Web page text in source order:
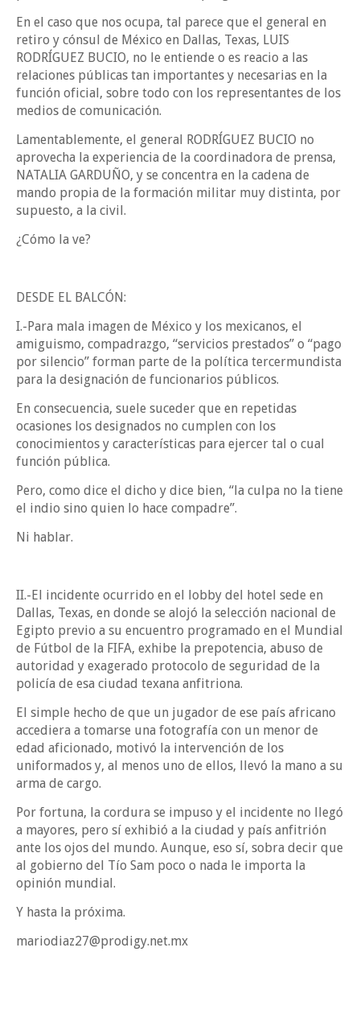
En el caso que nos ocupa, tal parece que el general en
retiro y cónsul de México en Dallas, Texas, LUIS
RODRÍGUEZ BUCIO, no le entiende o es reacio a las
relaciones públicas tan importantes y necesarias en la
función oficial, sobre todo con los representantes de los
medios de comunicación.
Lamentablemente, el general RODRÍGUEZ BUCIO no
aprovecha la experiencia de la coordinadora de prensa,
NATALIA GARDUÑO, y se concentra en la cadena de
mando propia de la formación militar muy distinta, por
supuesto, a la civil.
¿Cómo la ve?
DESDE EL BALCÓN:
I.-Para mala imagen de México y los mexicanos, el
amiguismo, compadrazgo, “servicios prestados” o “pago
por silencio” forman parte de la política tercermundista
para la designación de funcionarios públicos.
En consecuencia, suele suceder que en repetidas
ocasiones los designados no cumplen con los
conocimientos y características para ejercer tal o cual
función pública.
Pero, como dice el dicho y dice bien, “la culpa no la tiene
el indio sino quien lo hace compadre”.
Ni hablar.
II.-El incidente ocurrido en el lobby del hotel sede en
Dallas, Texas, en donde se alojó la selección nacional de
Egipto previo a su encuentro programado en el Mundial
de Fútbol de la FIFA, exhibe la prepotencia, abuso de
autoridad y exagerado protocolo de seguridad de la
policía de esa ciudad texana anfitriona.
El simple hecho de que un jugador de ese país africano
accediera a tomarse una fotografía con un menor de
edad aficionado, motivó la intervención de los
uniformados y, al menos uno de ellos, llevó la mano a su
arma de cargo.
Por fortuna, la cordura se impuso y el incidente no llegó
a mayores, pero sí exhibió a la ciudad y país anfitrión
ante los ojos del mundo. Aunque, eso sí, sobra decir que
al gobierno del Tío Sam poco o nada le importa la
opinión mundial.
Y hasta la próxima.
mariodiaz27@prodigy.net.mx